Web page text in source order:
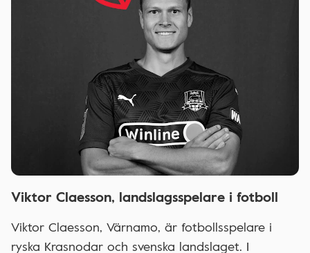
Viktor Claesson, landslagsspelare i fotboll
Viktor Claesson, Värnamo, är fotbollsspelare i
ryska Krasnodar och svenska landslaget. I